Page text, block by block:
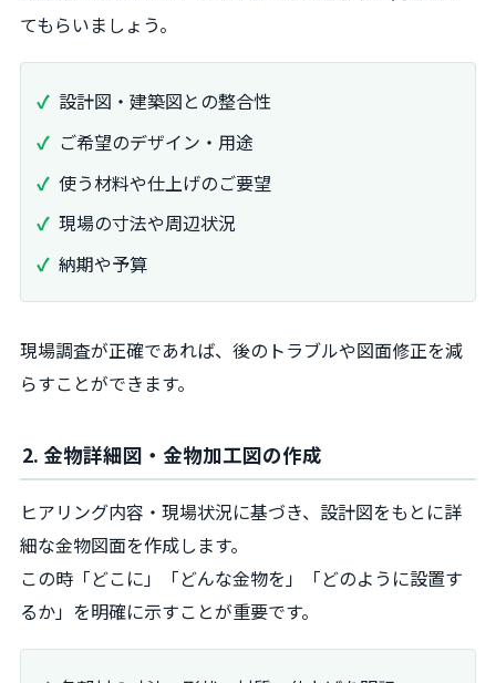
てもらいましょう。
設計図・建築図との整合性
ご希望のデザイン・用途
使う材料や仕上げのご要望
現場の寸法や周辺状況
納期や予算
現場調査が正確であれば、後のトラブルや図面修正を減
らすことができます。
2. 金物詳細図・金物加工図の作成
ヒアリング内容・現場状況に基づき、設計図をもとに詳
細な金物図面を作成します。
この時「どこに」「どんな金物を」「どのように設置す
るか」を明確に示すことが重要です。